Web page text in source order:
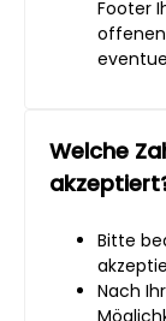
Footer
Welche
Bitte
Nach